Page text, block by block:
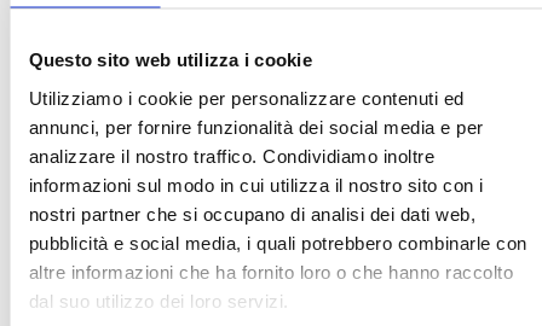
Questo sito web utilizza i cookie
Utilizziamo i cookie per personalizzare contenuti ed
annunci, per fornire funzionalità dei social media e per
analizzare il nostro traffico. Condividiamo inoltre
informazioni sul modo in cui utilizza il nostro sito con i
nostri partner che si occupano di analisi dei dati web,
pubblicità e social media, i quali potrebbero combinarle con
altre informazioni che ha fornito loro o che hanno raccolto
dal suo utilizzo dei loro servizi.